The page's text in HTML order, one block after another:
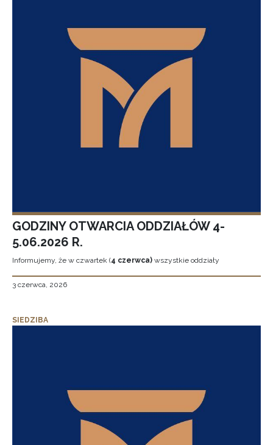
GODZINY OTWARCIA ODDZIAŁÓW 4-
5.06.2026 R.
Informujemy, że w czwartek (4 czerwca) wszystkie oddziały
3 czerwca, 2026
SIEDZIBA